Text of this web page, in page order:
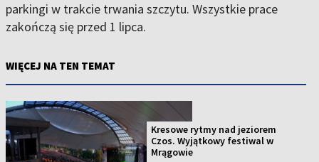
parkingi w trakcie trwania szczytu. Wszystkie prace
zakończą się przed 1 lipca.
WIĘCEJ NA TEN TEMAT
Kresowe rytmy nad jeziorem
Czos. Wyjątkowy festiwal w
Mrągowie